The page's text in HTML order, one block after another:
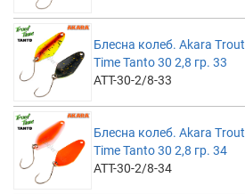
Блесна колеб. Akara Trout
Time Tanto 30 2,8 гр. 33
ATT-30-2/8-33
Блесна колеб. Akara Trout
Time Tanto 30 2,8 гр. 34
ATT-30-2/8-34